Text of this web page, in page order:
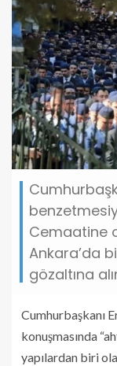
Cemaatine
Ankara’da
gözaltına
Cumhurbaşkanı
konuşmasında
yapılardan biri